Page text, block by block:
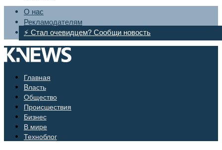
О нас
Рекламодателям
⚡ Стал очевидцем? Сообщи новость
Главная
Bласть
Общество
Происшествия
Бизнес
В мире
Техноблог